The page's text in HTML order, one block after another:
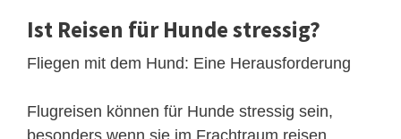
Ist Reisen für Hunde stressig?
Fliegen mit dem Hund: Eine Herausforderung
Flugreisen können für Hunde stressig sein,